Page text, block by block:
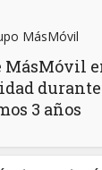
MásMóvil
3 años